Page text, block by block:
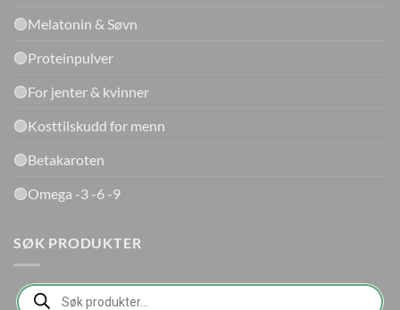
🟢Melatonin & Søvn
🟢Proteinpulver
🟢For jenter & kvinner
🟢Kosttilskudd for menn
🟢Betakaroten
🟢Omega -3 -6 -9
SØK PRODUKTER
Products
search